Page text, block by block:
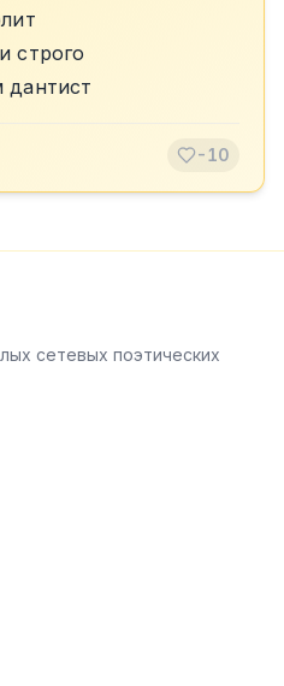
строго
дантист
-10
сетевых поэтических